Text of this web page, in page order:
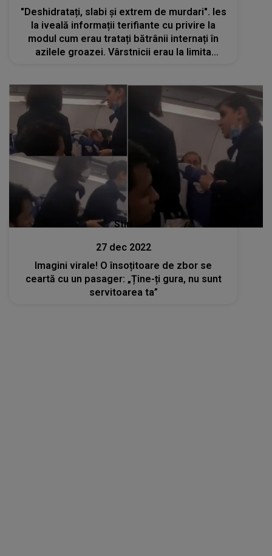
"Deshidratați, slabi și extrem de murdari". Ies
la iveală informații terifiante cu privire la
modul cum erau tratați bătrânii internați în
azilele groazei. Vârstnicii erau la limita
Stiri
27 dec 2022
Imagini virale! O însoțitoare de zbor se
ceartă cu un pasager: „Ține-ți gura, nu sunt
servitoarea ta”